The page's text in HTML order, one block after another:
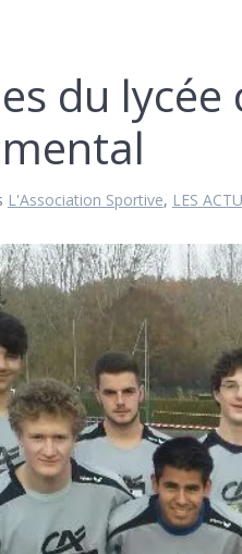
du lycée
L'Association Sportive, LES